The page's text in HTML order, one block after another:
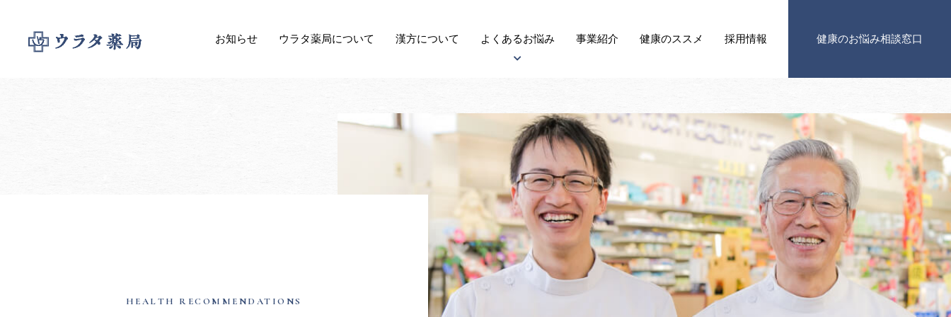
お知らせ ウラタ薬局について 漢方について よくあるお悩み 事業紹介 健康のススメ 採用情報 健康のお悩み相談窓口